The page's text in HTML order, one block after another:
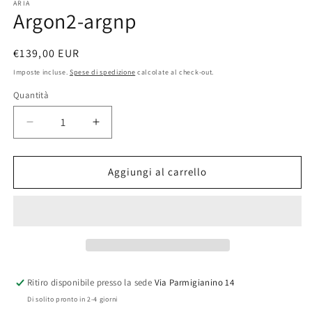
finestra
modale
ARIA
Argon2-argnp
Prezzo
di
€139,00 EUR
Imposte incluse. Spese di spedizione calcolate al check-out.
Quantità
Diminuisci
quantità
per
argnp
Aumenta
quantità
per
Argon2-
argnp
Aggiungi al carrello
Ritiro disponibile presso la sede Via Parmigianino 14
Di solito pronto in 2-4 giorni